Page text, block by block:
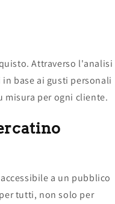
Attraverso l'analisi
base ai gusti personali
misura per ogni cliente.
a un pubblico
tutti, non solo per